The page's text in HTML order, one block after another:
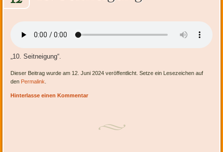
„10. Seitneigung“.
Dieser Beitrag wurde am 12. Juni 2024 veröffentlicht. Setze ein Lesezeichen auf
den Permalink
Hinterlasse einen Kommentar